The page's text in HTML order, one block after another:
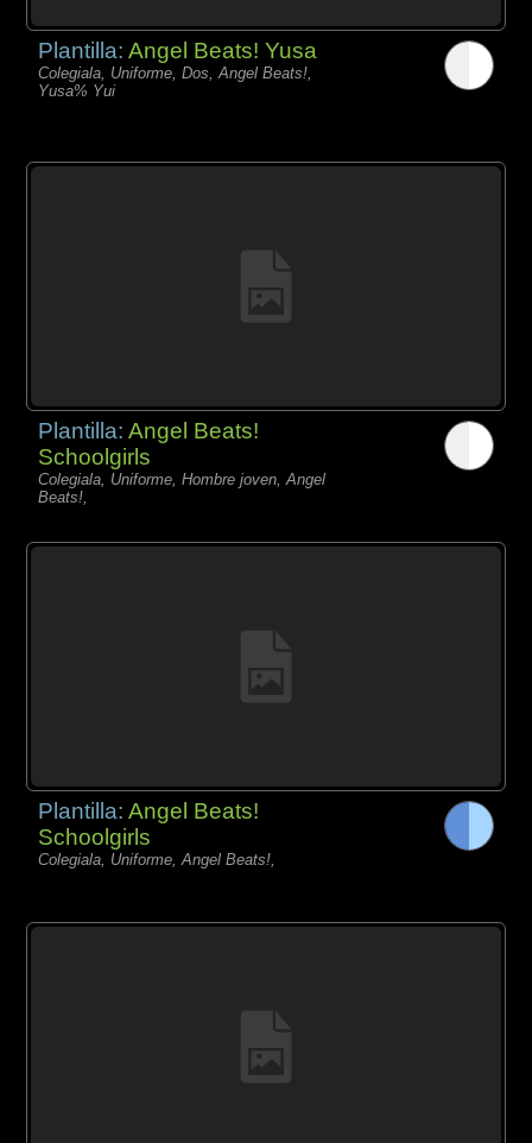
Plantilla:Angel Beats! Yusa
Colegiala, Uniforme, Dos, Angel Beats!,
Yusa% Yui
Plantilla:Angel Beats!
Schoolgirls
Colegiala, Uniforme, Hombre joven, Angel
Beats!,
Plantilla:Angel Beats!
Schoolgirls
Colegiala, Uniforme, Angel Beats!,